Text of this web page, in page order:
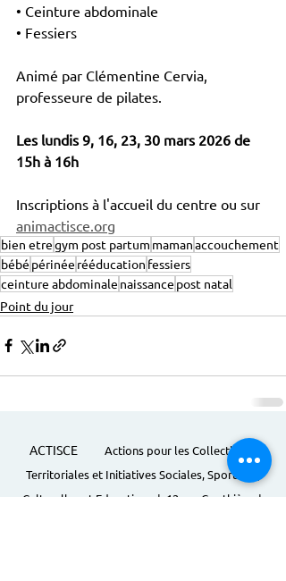
• Ceinture abdominale
• Fessiers
Animé par Clémentine Cervia,
professeure de pilates.
Les lundis 9, 16, 23, 30 mars 2026 de
15h à 16h
Inscriptions à l'accueil du centre ou sur
animactisce.org
bien etregym post partum mamanaccouchement
bébé périnée rééducation fessiers
ceinture abdominale naissance post natal
Point du jour
ACTISCE
Actions pour les Collectivités
Territoriales et Initiatives Sociales, Sportives,
Culturelles et Educatives | 12 rue Gouthière |